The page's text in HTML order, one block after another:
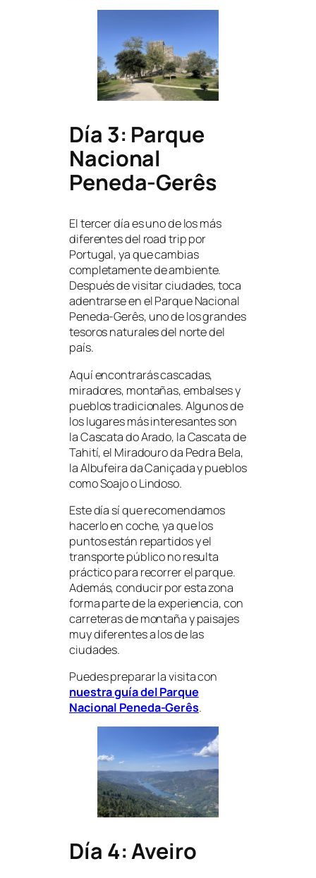
Día 3: Parque
Nacional
Peneda-Gerês
El tercer día es uno de los más
diferentes del road trip por
Portugal, ya que cambias
completamente de ambiente.
Después de visitar ciudades, toca
adentrarse en el Parque Nacional
Peneda-Gerês, uno de los grandes
tesoros naturales del norte del
país.
Aquí encontrarás cascadas,
miradores, montañas, embalses y
pueblos tradicionales. Algunos de
los lugares más interesantes son
la Cascata do Arado, la Cascata de
Tahití, el Miradouro da Pedra Bela,
la Albufeira da Caniçada y pueblos
como Soajo o Lindoso.
Este día sí que recomendamos
hacerlo en coche, ya que los
puntos están repartidos y el
transporte público no resulta
práctico para recorrer el parque.
Además, conducir por esta zona
forma parte de la experiencia, con
carreteras de montaña y paisajes
muy diferentes a los de las
ciudades.
Puedes preparar la visita con
nuestra guía del Parque
Nacional Peneda-Gerês.
Día 4: Aveiro